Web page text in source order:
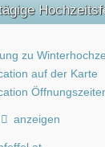
zu
auf der Karte
anzeigen